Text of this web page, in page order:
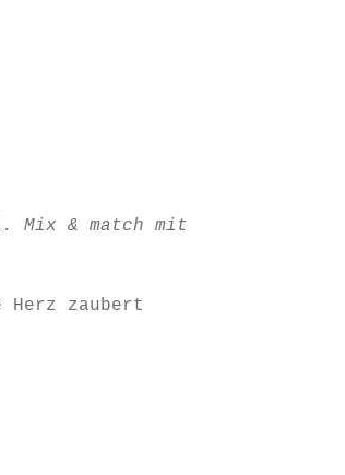
Mix & match mit
zaubert